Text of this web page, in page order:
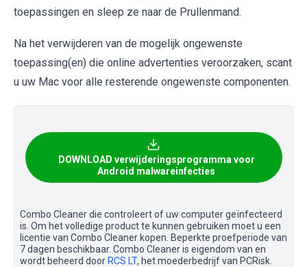
toepassingen en sleep ze naar de Prullenmand.
Na het verwijderen van de mogelijk ongewenste
toepassing(en) die online advertenties veroorzaken, scant
u uw Mac voor alle resterende ongewenste componenten.
DOWNLOAD verwijderingsprogramma voor
Android malwareinfecties
Combo Cleaner die controleert of uw computer geïnfecteerd
is. Om het volledige product te kunnen gebruiken moet u een
licentie van Combo Cleaner kopen. Beperkte proefperiode van
7 dagen beschikbaar. Combo Cleaner is eigendom van en
wordt beheerd door RCS LT, het moederbedrijf van PCRisk.